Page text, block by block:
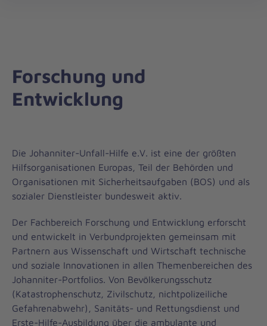
Forschung und
Entwicklung
Die Johanniter-Unfall-Hilfe e.V. ist eine der größten
Hilfsorganisationen Europas, Teil der Behörden und
Organisationen mit Sicherheitsaufgaben (BOS) und als
sozialer Dienstleister bundesweit aktiv.
Der Fachbereich Forschung und Entwicklung erforscht
und entwickelt in Verbundprojekten gemeinsam mit
Partnern aus Wissenschaft und Wirtschaft technische
und soziale Innovationen in allen Themenbereichen des
Johanniter-Portfolios. Von Bevölkerungsschutz
(Katastrophenschutz, Zivilschutz, nichtpolizeiliche
Gefahrenabwehr), Sanitäts- und Rettungsdienst und
Erste-Hilfe-Ausbildung über die ambulante und